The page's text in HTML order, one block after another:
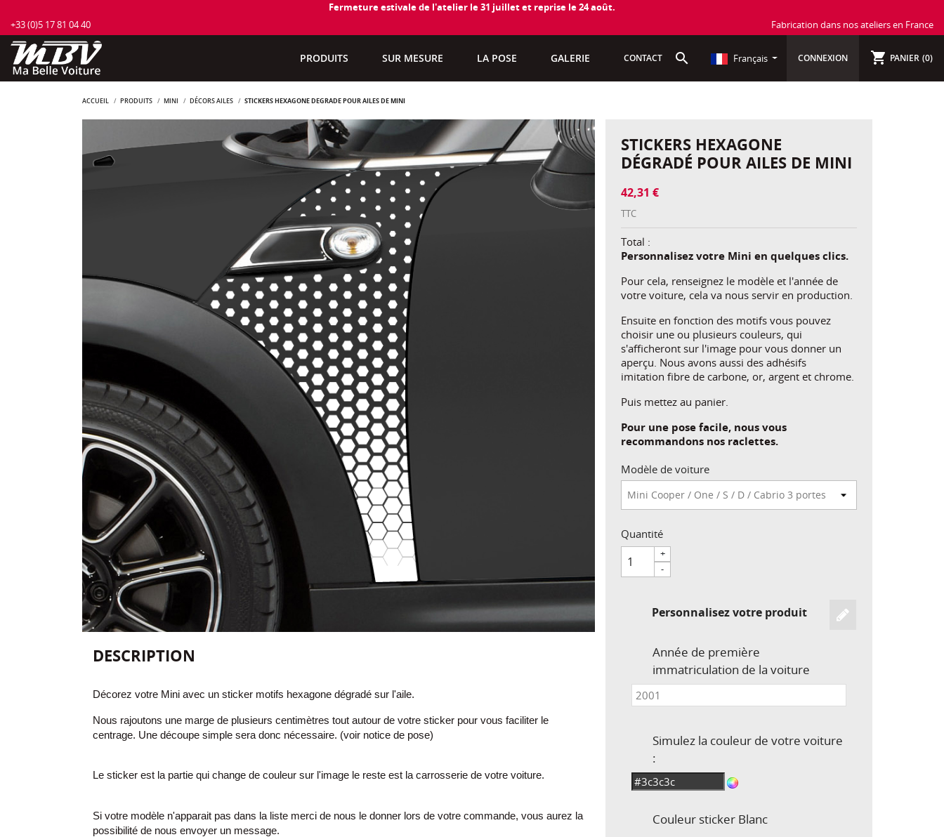
Fermeture estivale de l'atelier le 31 juillet et reprise le 24 août.
+33 (0)5 17 81 04 40
Fabrication dans nos ateliers en France
PRODUITS SUR MESURE LA POSE GALERIE CONTACT search Français CONNEXION shopping_cart PANIER (0)
ACCUEIL PRODUITS MINI DÉCORS AILES STICKERS HEXAGONE DÉGRADÉ POUR AILES DE MINI
DESCRIPTION
Décorez votre Mini avec un sticker motifs hexagone dégradé sur l'aile.
Nous rajoutons une marge de plusieurs centimètres tout autour de votre sticker pour vous faciliter le
centrage. Une découpe simple sera donc nécessaire. (voir notice de pose)
Le sticker est la partie qui change de couleur sur l'image le reste est la carrosserie de votre voiture.
Si votre modèle n'apparait pas dans la liste merci de nous le donner lors de votre commande, vous aurez la
possibilité de nous envoyer un message.
STICKERS HEXAGONE
DÉGRADÉ POUR AILES DE MINI
42,31 €
TTC
Total :
Personnalisez votre Mini en quelques clics.
Pour cela, renseignez le modèle et l'année de
votre voiture, cela va nous servir en production.
Ensuite en fonction des motifs vous pouvez
choisir une ou plusieurs couleurs, qui
s'afficheront sur l'image pour vous donner un
aperçu. Nous avons aussi des adhésifs
imitation fibre de carbone, or, argent et chrome.
Puis mettez au panier.
Pour une pose facile, nous vous
recommandons nos raclettes.
Modèle de voiture
Quantité
+
-
Personnalisez votre produit
Année de première
immatriculation de la voiture
Simulez la couleur de votre voiture
:
Couleur sticker Blanc